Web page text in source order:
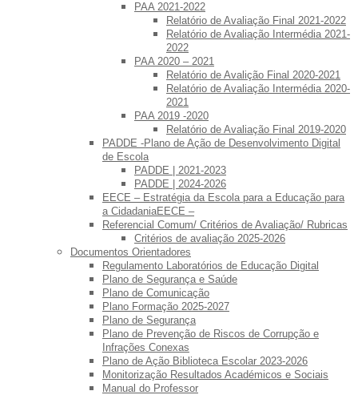
PAA 2021-2022
Relatório de Avaliação Final 2021-2022
Relatório de Avaliação Intermédia 2021-
2022
PAA 2020 – 2021
Relatório de Avalição Final 2020-2021
Relatório de Avaliação Intermédia 2020-
2021
PAA 2019 -2020
Relatório de Avaliação Final 2019-2020
PADDE -Plano de Ação de Desenvolvimento Digital
de Escola
PADDE | 2021-2023
PADDE | 2024-2026
EECE – Estratégia da Escola para a Educação para
a CidadaniaEECE –
Referencial Comum/ Critérios de Avaliação/ Rubricas
Critérios de avaliação 2025-2026
Documentos Orientadores
Regulamento Laboratórios de Educação Digital
Plano de Segurança e Saúde
Plano de Comunicação
Plano Formação 2025-2027
Plano de Segurança
Plano de Prevenção de Riscos de Corrupção e
Infrações Conexas
Plano de Ação Biblioteca Escolar 2023-2026
Monitorização Resultados Académicos e Sociais
Manual do Professor